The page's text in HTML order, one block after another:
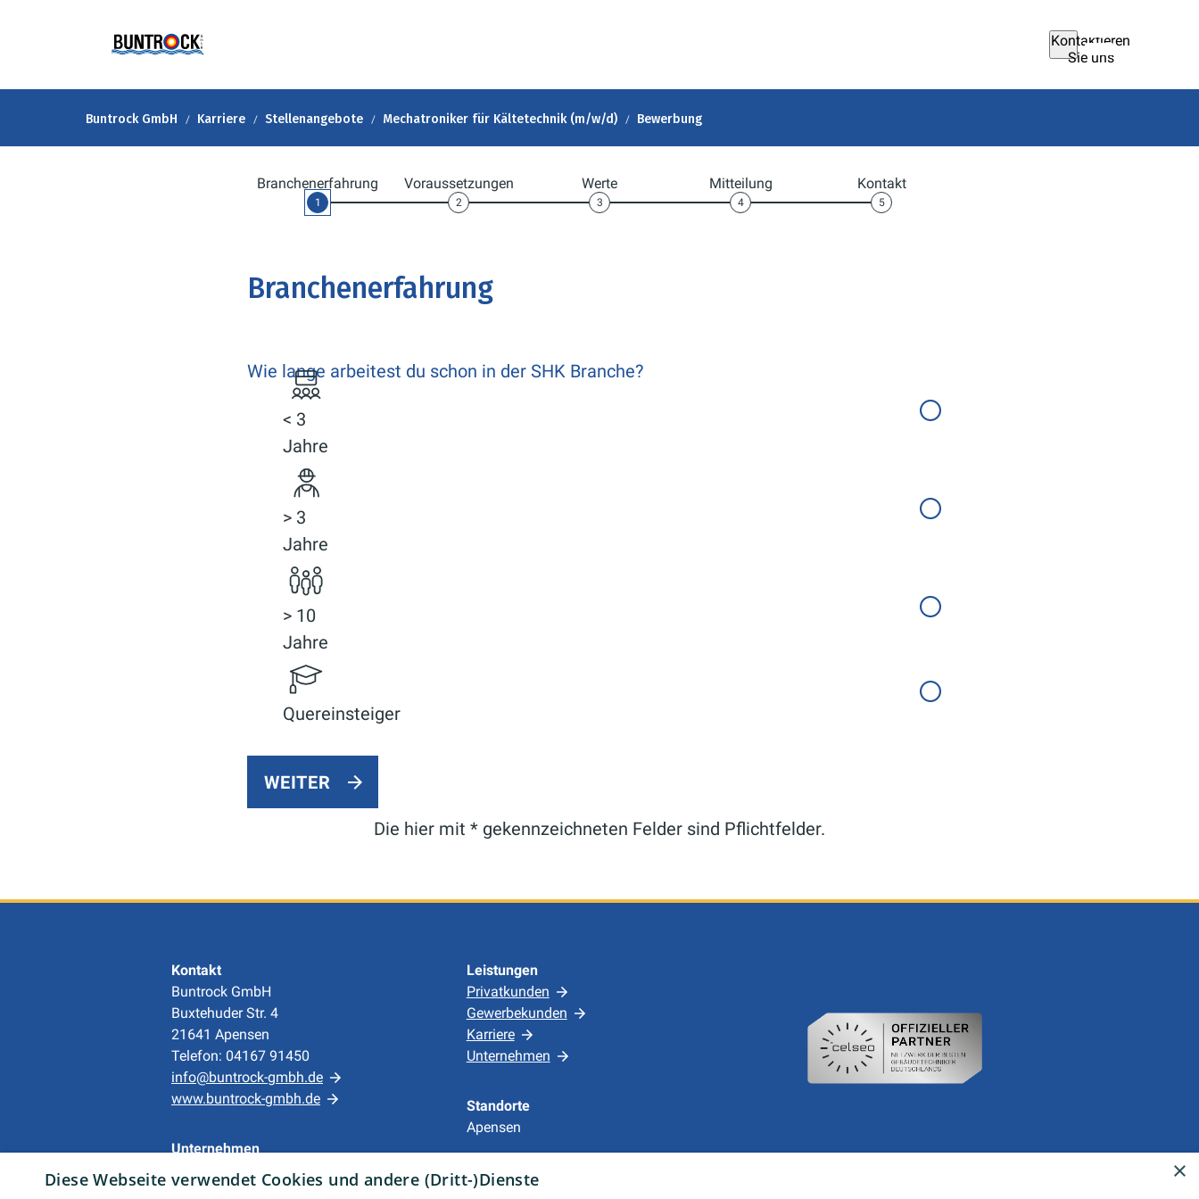
Kontaktieren
Sie uns
Buntrock GmbH Karriere Stellenangebote Mechatroniker für Kältetechnik (m/w/d) Bewerbung
Branchenerfahrung
1
Voraussetzungen
2
Werte
3
Mitteilung
4
Kontakt
5
Branchenerfahrung
Wie lange arbeitest du schon in der SHK Branche?
< 3
Jahre
> 3
Jahre
> 10
Jahre
Quereinsteiger
WEITER
Die hier mit * gekennzeichneten Felder sind Pflichtfelder.
Kontakt
Buntrock GmbH
Buxtehuder Str. 4
21641 Apensen
Telefon: 04167 91450
info@buntrock-gmbh.de
www.buntrock-gmbh.de
Unternehmen
Datenschutz
Leistungen
Privatkunden
Gewerbekunden
Karriere
Unternehmen
Standorte
Apensen
×
Diese Webseite verwendet Cookies und andere (Dritt-)Dienste